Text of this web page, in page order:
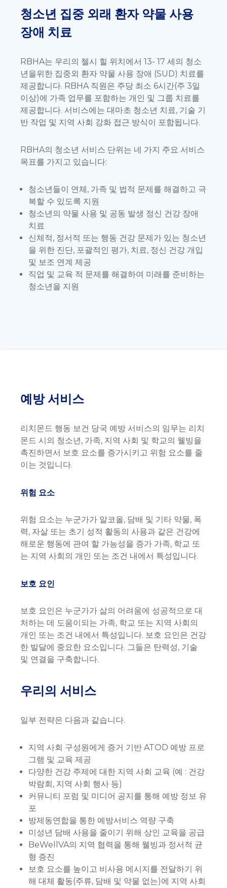
청소년 집중 외래 환자 약물 사용
장애 치료
RBHA는 우리의 첼시 힐 위치에서 13- 17 세의 청소
년을위한 집중외 환자 약물 사용 장애 (SUD) 치료를
제공합니다. RBHA 직원은 주당 최소 6시간(주 3일
이상)에 가족 업무를 포함하는 개인 및 그룹 치료를
제공합니다. 서비스에는 대마초 청소년 치료, 기술 기
반 작업 및 지역 사회 강화 접근 방식이 포함됩니다.
RBHA의 청소년 서비스 단위는 네 가지 주요 서비스
목표를 가지고 있습니다:
청소년들이 연체, 가족 및 법적 문제를 해결하고 극
복할 수 있도록 지원
청소년의 약물 사용 및 공동 발생 정신 건강 장애
치료
신체적, 정서적 또는 행동 건강 문제가 있는 청소년
을 위한 진단, 포괄적인 평가, 치료, 정신 건강 개입
및 보조 연계 제공
직업 및 교육 적 문제를 해결하여 미래를 준비하는
청소년을 지원
예방 서비스
리치몬드 행동 보건 당국 예방 서비스의 임무는 리치
몬드 시의 청소년, 가족, 지역 사회 및 학교의 웰빙을
촉진하면서 보호 요소를 증가시키고 위험 요소를 줄
이는 것입니다.
위험 요소
위험 요소는 누군가가 알코올, 담배 및 기타 약물, 폭
력, 자살 또는 초기 성적 활동의 사용과 같은 건강에
해로운 행동에 관여 할 가능성을 증가 가족, 학교 또
는 지역 사회의 개인 또는 조건 내에서 특성입니다.
보호 요인
보호 요인은 누군가가 삶의 어려움에 성공적으로 대
처하는 데 도움이되는 가족, 학교 또는 지역 사회의
개인 또는 조건 내에서 특성입니다. 보호 요인은 건강
한 발달에 중요한 요소입니다. 그들은 탄력성, 기술
및 연결을 구축합니다.
우리의 서비스
일부 전략은 다음과 같습니다.
지역 사회 구성원에게 증거 기반 ATOD 예방 프로
그램 및 교육 제공
다양한 건강 주제에 대한 지역 사회 교육 (예 : 건강
박람회, 지역 사회 행사 등)
커뮤니티 포럼 및 미디어 공지를 통해 예방 정보 유
포
방제동연합을 통한 예방서비스 역량 구축
미성년 담배 사용을 줄이기 위해 상인 교육을 공급
BeWellVA의 지역 협력을 통해 웰빙과 정서적 균
형 증진
보호 요소를 높이고 비사용 메시지를 전달하기 위
해 대체 활동(주류, 담배 및 약물 없는)에 지역 사회